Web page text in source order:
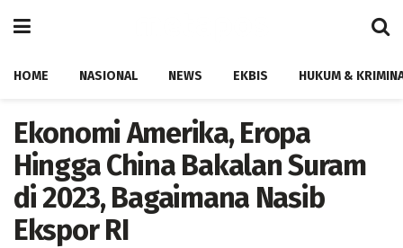
HOME NASIONAL NEWS EKBIS HUKUM &
Ekonomi Amerika, Eropa
Hingga China Bakalan Suram
di 2023, Bagaimana Nasib
Ekspor RI